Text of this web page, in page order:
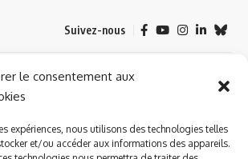
le consentement aux
expériences, nous utilisons des technologies telles
et/ou accéder aux informations des appareils.
Suivez-nous
édité et géré par WOOMEET SAS, powered by